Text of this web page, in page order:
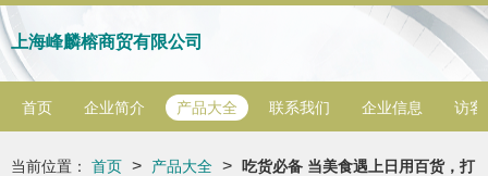
上海峰麟榕商贸有限公司
首页 企业简介 产品大全 联系我们 企业信息 访客
当前位置： 首页 > 产品大全 >
吃货必备 当美食遇上日用百货，打